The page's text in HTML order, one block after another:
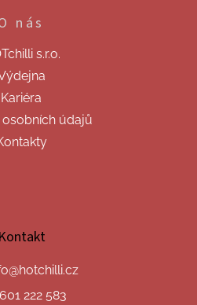
nás
s.r.o.
Kariéra
osobních údajů
Kontakt
@hotchilli.cz
601 222 583